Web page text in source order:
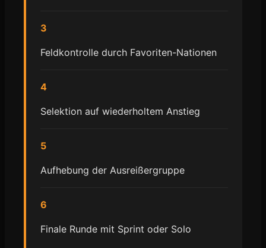
3
Feldkontrolle durch Favoriten-Nationen
4
Selektion auf wiederholtem Anstieg
5
Aufhebung der Ausreißergruppe
6
Finale Runde mit Sprint oder Solo